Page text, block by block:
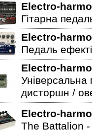
Electro-
Гітарна
Electro-
Педаль
Electro-
Універсальна
дисторшн /
Electro-
The Battalion -